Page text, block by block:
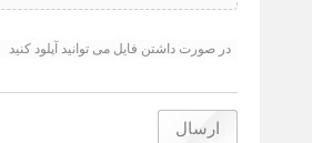
های
:
jpg,
gif,
در صورت داشتن فایل می توانید آپلود کنید